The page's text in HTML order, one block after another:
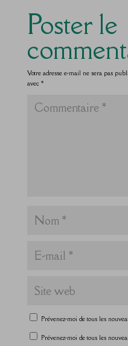
Poster le
Votre adresse e-mail ne sera pas
avec *
Prévenez-moi de tous les
Prévenez-moi de tous les